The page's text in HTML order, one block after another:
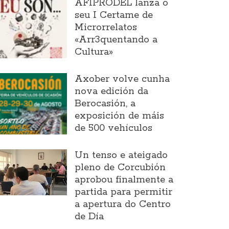
AFIPRODEL lanza o
seu I Certame de
Microrrelatos
«Arr3quentando a
Cultura»
Axober volve cunha
nova edición da
Berocasión, a
exposición de máis
de 500 vehículos
Un tenso e ateigado
pleno de Corcubión
aprobou finalmente a
partida para permitir
a apertura do Centro
de Día